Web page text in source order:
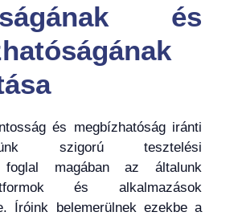
és
és megbízhatóság iránti
szigorú tesztelési
foglal magában az általunk
és alkalmazások
Íróink belemerülnek ezekbe a